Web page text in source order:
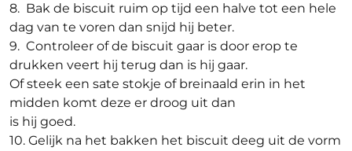
8. Bak de biscuit ruim op tijd een halve tot een hele
dag van te voren dan snijd hij beter.
9. Controleer of de biscuit gaar is door erop te
drukken veert hij terug dan is hij gaar.
Of steek een sate stokje of breinaald erin in het
midden komt deze er droog uit dan
is hij goed.
10. Gelijk na het bakken het biscuit deeg uit de vorm